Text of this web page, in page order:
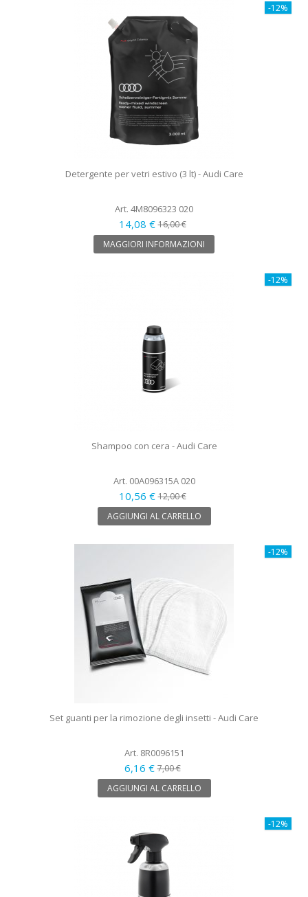
-12%
Detergente per vetri estivo (3 lt) - Audi Care
Art. 4M8096323 020
14,08 €16,00 €
MAGGIORI INFORMAZIONI
-12%
Shampoo con cera - Audi Care
Art. 00A096315A 020
10,56 €12,00 €
AGGIUNGI AL CARRELLO
-12%
Set guanti per la rimozione degli insetti - Audi Care
Art. 8R0096151
6,16 €7,00 €
AGGIUNGI AL CARRELLO
-12%